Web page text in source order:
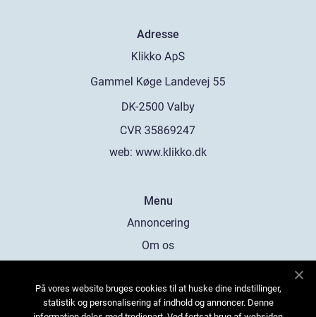
Adresse
web: www.klikko.dk
Menu
Annoncering
Om os
Kontakt os
Sitemap
På vores website bruges cookies til at huske dine indstillinger,
statistik og personalisering af indhold og annoncer. Denne